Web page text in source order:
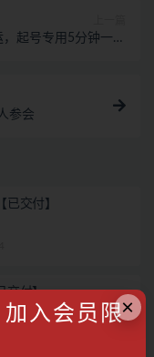
起号专用5分钟一个
参会
交付】
交付】
×
入会员限